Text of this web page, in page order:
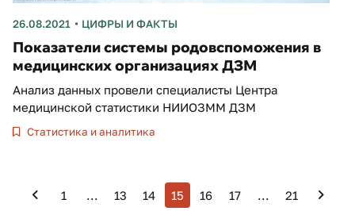
26.08.2021 ЦИФРЫ И ФАКТЫ
Показатели системы родовспоможения в
медицинских организациях ДЗМ
Анализ данных провели специалисты Центра
медицинской статистики НИИОЗММ ДЗМ
Статистика и аналитика
1 13 14 15 16 17 21